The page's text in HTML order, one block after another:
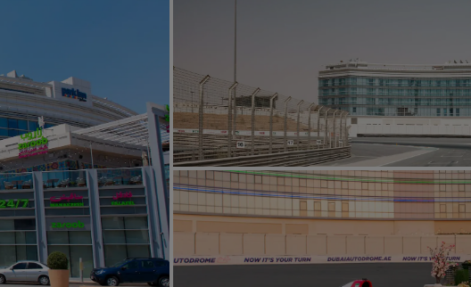
Hoteles en el aeropuerto
Hoteles nuevos y de próxima
apertura
Reuniones y eventos
Descubre Radisson Meetings
Reserva un espacio de reuniones